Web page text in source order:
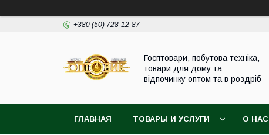
+380 (50) 728-12-87
Госптовари, побутова техніка,
товари для дому та
відпочинку оптом та в роздріб
ГЛАВНАЯ ТОВАРЫ И УСЛУГИ О НАС